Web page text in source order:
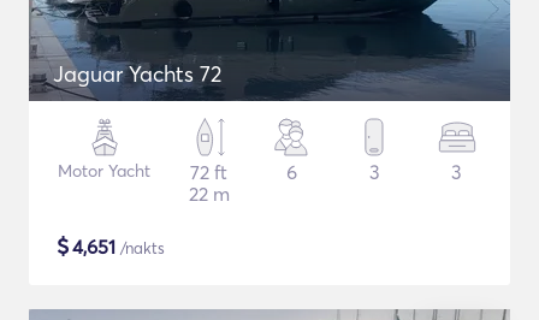
Jaguar Yachts 72
Motor Yacht
72 ft
22 m
6 3 3
$4,651 /nakts